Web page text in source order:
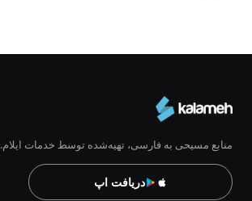
منابع مسیحی به فارسی، تهیه‌شده توسط خدمات ایلام.
دریافت اپ